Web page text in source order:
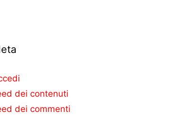
dei contenuti
dei commenti